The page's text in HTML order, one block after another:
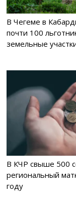
В Чегеме в
почти 100
земельные
В КЧР свыше 500
региональный
году